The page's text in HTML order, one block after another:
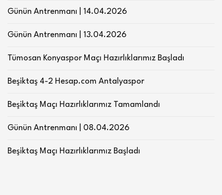
Günün Antrenmanı | 14.04.2026
Günün Antrenmanı | 13.04.2026
Tümosan Konyaspor Maçı Hazırlıklarımız Başladı
Beşiktaş 4-2 Hesap.com Antalyaspor
Beşiktaş Maçı Hazırlıklarımız Tamamlandı
Günün Antrenmanı | 08.04.2026
Beşiktaş Maçı Hazırlıklarımız Başladı